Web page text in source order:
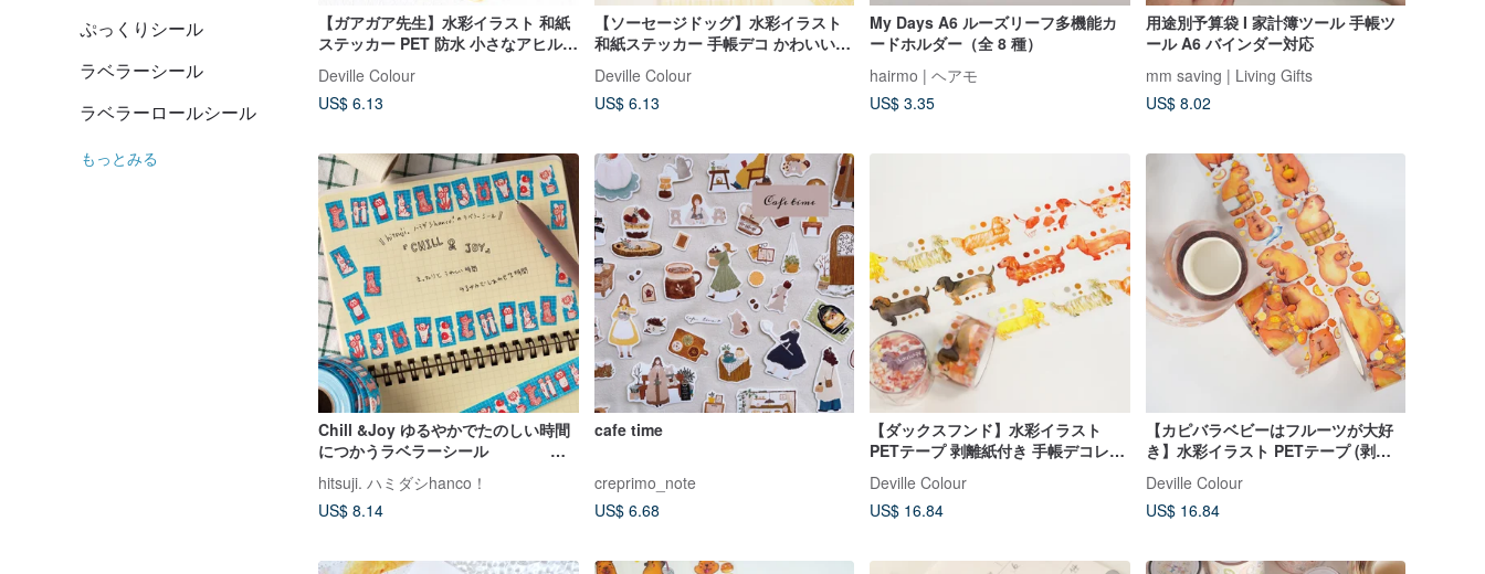
ぷっくりシール
ラベラーシール
ラベラーロールシール
もっとみる
【ガアガア先生】水彩イラスト 和紙
ステッカー PET 防水 小さなアヒル
かわいい動物
Deville Colour
US$ 6.13
【ソーセージドッグ】水彩イラスト
和紙ステッカー 手帳デコ かわいい
ダックスフント 犬
Deville Colour
US$ 6.13
My Days A6 ルーズリーフ多機能カ
ードホルダー（全 8 種）
hairmo | ヘアモ
US$ 3.35
用途別予算袋 I 家計簿ツール 手帳ツ
ール A6 バインダー対応
mm saving | Living Gifts
US$ 8.02
Chill &Joy ゆるやかでたのしい時間
につかうラベラーシール
ラベルシール
hitsuji. ハミダシhanco！
US$ 8.14
cafe time
creprimo_note
US$ 6.68
【ダックスフンド】水彩イラスト
PETテープ 剥離紙付き 手帳デコレー
ション ダックスフンド 犬 わんちゃ
ん
Deville Colour
US$ 16.84
【カピバラベビーはフルーツが大好
き】水彩イラスト PETテープ (剥離
紙付き) 手帳
Deville Colour
US$ 16.84